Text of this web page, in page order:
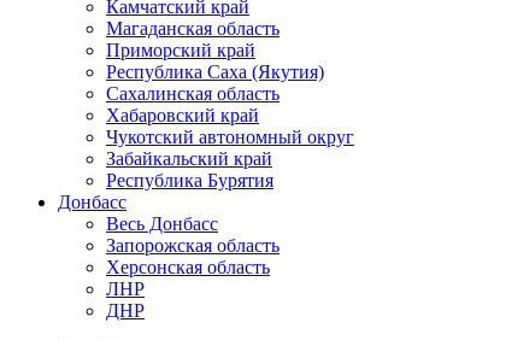
Камчатский край
Магаданская область
Приморский край
Республика Саха (Якутия)
Сахалинская область
Хабаровский край
Чукотский автономный округ
Забайкальский край
Республика Бурятия
Донбасс
Весь Донбасс
Запорожская область
Херсонская область
ЛНР
ДНР